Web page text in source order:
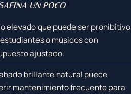
UN POCO
elevado que puede ser prohibitivo
o músicos con
ajustado.
brillante natural puede
mantenimiento frecuente para